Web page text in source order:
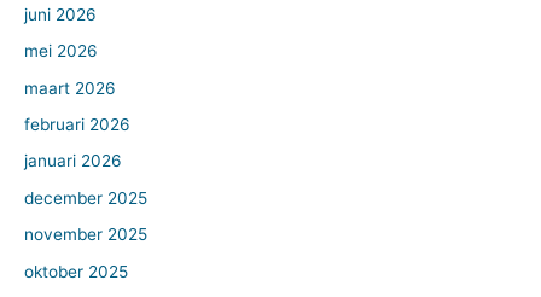
juni 2026
mei 2026
maart 2026
februari 2026
januari 2026
december 2025
november 2025
oktober 2025